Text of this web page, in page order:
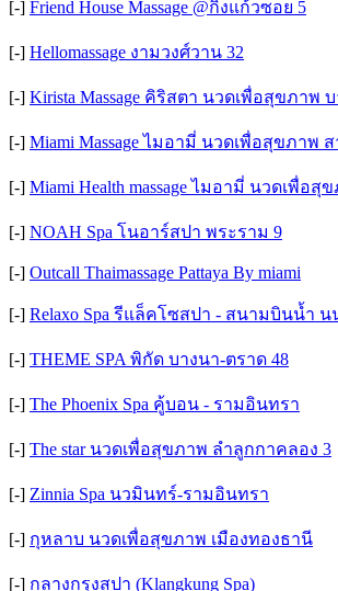
[-] Friend​ House​ Massage​ @กิ่งแก้วซอย 5
[-] Hellomassage งามวงศ์วาน 32
[-] Kirista Massage คิริสตา นวดเพื่อสุขภาพ
[-] Miami Massage ไมอามี่ นวดเพื่อสุขภาพ
[-] Miami Health massage ไมอามี่ นวดเพื่
[-] NOAH Spa โนอาร์สปา พระราม 9
[-] Outcall Thaimassage Pattaya By miami
[-] Relaxo Spa รีแล็คโซสปา - สนามบินน้ำ
[-] THEME SPA พิกัด บางนา-ตราด 48
[-] The Phoenix Spa คู้บอน - รามอินทรา
[-] The star นวดเพื่อสุขภาพ ลำลูกกาคลอง 3
[-] Zinnia Spa นวมินทร์-รามอินทรา
[-] กุหลาบ นวดเพื่อสุขภาพ เมืองทองธานี
[-] กลางกรุงสปา (Klangkung Spa)